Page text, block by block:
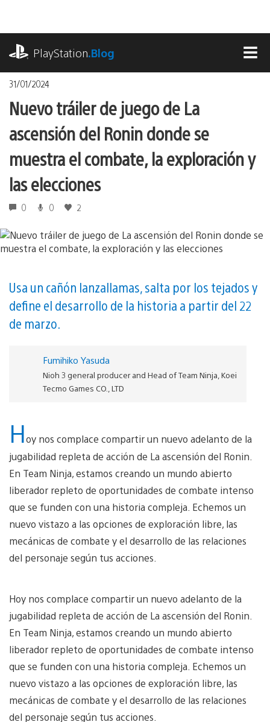
contenido
PlayStation.Blog
31/01/2024
Nuevo tráiler de juego de La
ascensión del Ronin donde se
muestra el combate, la exploración y
las elecciones
0 0 2
Usa un cañón lanzallamas, salta por los tejados y
define el desarrollo de la historia a partir del 22
de marzo.
Fumihiko Yasuda
Nioh 3 general producer and Head of Team Ninja, Koei
Tecmo Games CO., LTD
Hoy nos complace compartir un nuevo adelanto de la
jugabilidad repleta de acción de La ascensión del Ronin.
En Team Ninja, estamos creando un mundo abierto
liberador repleto de oportunidades de combate intenso
que se funden con una historia compleja. Echemos un
nuevo vistazo a las opciones de exploración libre, las
mecánicas de combate y el desarrollo de las relaciones
del personaje según tus acciones.
Hoy nos complace compartir un nuevo adelanto de la
jugabilidad repleta de acción de La ascensión del Ronin.
En Team Ninja, estamos creando un mundo abierto
liberador repleto de oportunidades de combate intenso
que se funden con una historia compleja. Echemos un
nuevo vistazo a las opciones de exploración libre, las
mecánicas de combate y el desarrollo de las relaciones
del personaje según tus acciones.